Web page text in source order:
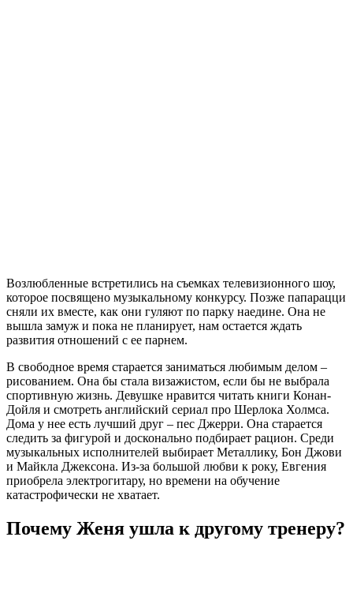
Возлюбленные встретились на съемках телевизионного шоу,
которое посвящено музыкальному конкурсу. Позже папарацци
сняли их вместе, как они гуляют по парку наедине. Она не
вышла замуж и пока не планирует, нам остается ждать
развития отношений с ее парнем.
В свободное время старается заниматься любимым делом –
рисованием. Она бы стала визажистом, если бы не выбрала
спортивную жизнь. Девушке нравится читать книги Конан-
Дойля и смотреть английский сериал про Шерлока Холмса.
Дома у нее есть лучший друг – пес Джерри. Она старается
следить за фигурой и досконально подбирает рацион. Среди
музыкальных исполнителей выбирает Металлику, Бон Джови
и Майкла Джексона. Из-за большой любви к року, Евгения
приобрела электрогитару, но времени на обучение
катастрофически не хватает.
Почему Женя ушла к другому тренеру?